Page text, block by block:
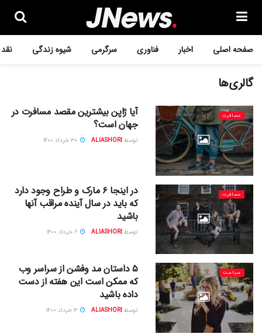
صفحه اصلی اخبار فناوری سرگرمی شیوه زندگی
گالری‌‌ها
مسافرت
آیا ژاپن بیشترین مقصد مسافرت در
جهان است؟
توسط ALIASHORI
مسافرت
در اینجا ۶ مارک و طراح وجود دارد
که باید در سال آینده مراقب آنها
باشید
توسط ALIASHORI ۶ خرداد ۱۴۰۰
سیاست
۵ داستان مد وفشن از سراسر وب
که ممکن است این هفته از دست
داده باشید
توسط ALIASHORI ۳ خرداد ۱۴۰۰